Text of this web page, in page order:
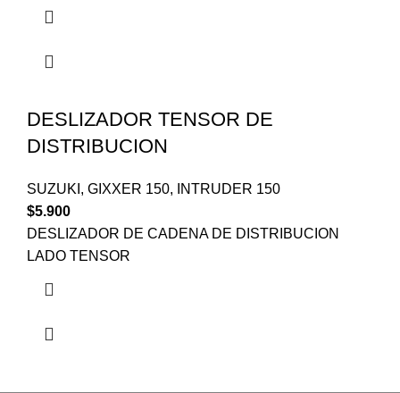
DESLIZADOR TENSOR DE
DISTRIBUCION
SUZUKI , GIXXER 150,
INTRUDER 150
$5.900
DESLIZADOR DE CADENA DE DISTRIBUCION
LADO TENSOR